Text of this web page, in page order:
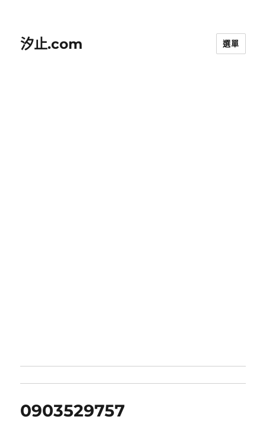
汐止.com 選單
0903529757